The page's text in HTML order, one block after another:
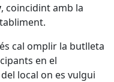
, coincidint amb la
cal omplir la butlleta
en el
local on es vulgui